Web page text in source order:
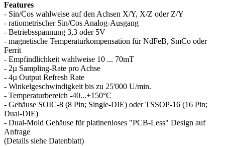
Features
- Sin/Cos wahlweise auf den Achsen X/Y, X/Z oder Z/Y
- ratiometrischer Sin/Cos Analog-Ausgang
- Betriebsspannung 3,3 oder 5V
- magnetische Temperaturkompensation für NdFeB, SmCo oder
Ferrit
- Empfindlichkeit wahlweise 10 ... 70mT
- 2µ Sampling-Rate pro Achse
- 4µ Output Refresh Rate
- Winkelgeschwindigkeit bis zu 25'000 U/min.
- Temperaturbereich -40...+150°C
- Gehäuse SOIC-8 (8 Pin; Single-DIE) oder TSSOP-16 (16 Pin;
Dual-DIE)
- Dual-Mold Gehäuse für platinenloses "PCB-Less" Design auf
Anfrage
(Details siehe Datenblatt)